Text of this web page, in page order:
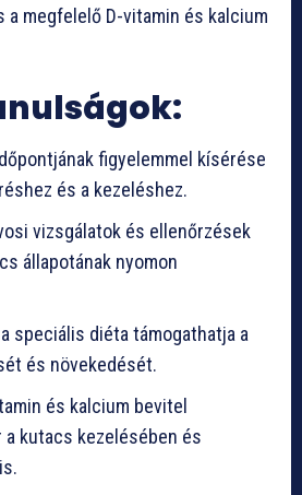
a megfelelő D-vitamin és kalcium
figyelemmel kísérése
és a kezeléshez.
vizsgálatok és ellenőrzések
állapotának nyomon
speciális diéta támogathatja a
és növekedését.
és kalcium bevitel
kutacs kezelésében és